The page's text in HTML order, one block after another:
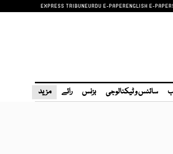
EXPRESS TRIBUNEURDU E-PAPERENGLISH E-PAPER
سائنس و ٹیکنالوجی بزنس رائے مزید